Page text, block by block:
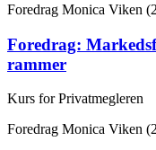
Foredrag Monica Viken
Foredrag:
rammer
Kurs for Privatmegleren
Foredrag Monica Viken